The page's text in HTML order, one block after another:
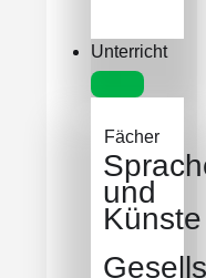
Unterricht
Fächer
und
Künste